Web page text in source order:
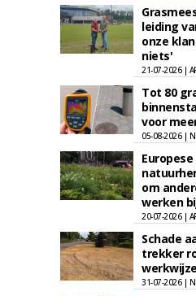
leiding
onze
niets'
21-07-2026 |
Tot 80
voor
05-08-2026 |
Europese
om
werken
20-07-2026 |
Schade
trekker
31-07-2026 |